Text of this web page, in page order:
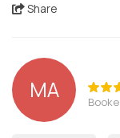
Share
ΜΑ